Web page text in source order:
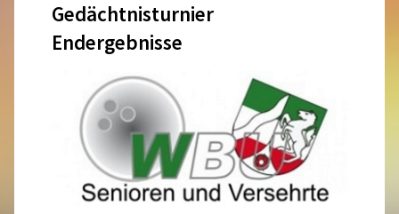
Gedächtnisturnier
Endergebnisse